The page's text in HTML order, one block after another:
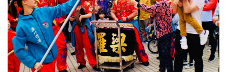
媽
閣
寺
廟